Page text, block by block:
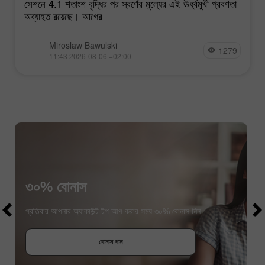
সেশনে 4.1 শতাংশ বৃদ্ধির পর স্বর্ণের মূল্যের এই ঊর্ধ্বমুখী প্রবণতা
অব্যাহত রয়েছে। আগের
Miroslaw Bawulski
11:43 2026-08-06 +02:00 1279
৩০% বোনাস
প্রতিবার আপনার অ্যাকাউন্ট টপ আপ করার সময় ৩০% বোনাস নিন
বোনাস পান